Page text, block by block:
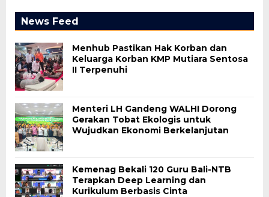
News Feed
Menhub Pastikan Hak Korban dan
Keluarga Korban KMP Mutiara Sentosa
II Terpenuhi
Menteri LH Gandeng WALHI Dorong
Gerakan Tobat Ekologis untuk
Wujudkan Ekonomi Berkelanjutan
Kemenag Bekali 120 Guru Bali-NTB
Terapkan Deep Learning dan
Kurikulum Berbasis Cinta